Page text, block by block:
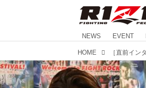
NEWS EVENT
HOME